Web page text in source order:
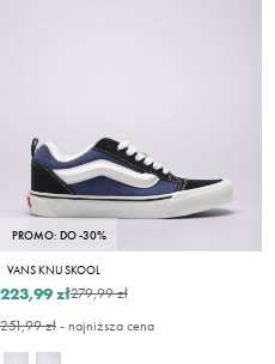
PROMO: DO -30%
VANS KNU SKOOL
279,99 zł
223,99 zł
251,99 zł- najniższa cena